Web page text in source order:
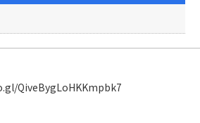
QiveBygLoHKKmpbk7